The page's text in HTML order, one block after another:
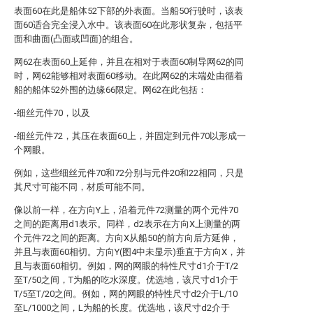
表面60在此是船体52下部的外表面。当船50行驶时，该表
面60适合完全浸入水中。该表面60在此形状复杂，包括平
面和曲面(凸面或凹面)的组合。
网62在表面60上延伸，并且在相对于表面60制导网62的同
时，网62能够相对表面60移动。在此网62的末端处由循着
船的船体52外围的边缘66限定。网62在此包括：
-细丝元件70，以及
-细丝元件72，其压在表面60上，并固定到元件70以形成一
个网眼。
例如，这些细丝元件70和72分别与元件20和22相同，只是
其尺寸可能不同，材质可能不同。
像以前一样，在方向Y上，沿着元件72测量的两个元件70
之间的距离用d1表示。同样，d2表示在方向X上测量的两
个元件72之间的距离。方向X从船50的前方向后方延伸，
并且与表面60相切。方向Y(图4中未显示)垂直于方向X，并
且与表面60相切。例如，网的网眼的特性尺寸d1介于T/2
至T/50之间，T为船的吃水深度。优选地，该尺寸d1介于
T/5至T/20之间。例如，网的网眼的特性尺寸d2介于L/10
至L/1000之间，L为船的长度。优选地，该尺寸d2介于